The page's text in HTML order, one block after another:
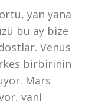
yan yana
bu ay bize
Venüs
birbirinin
Mars
yani